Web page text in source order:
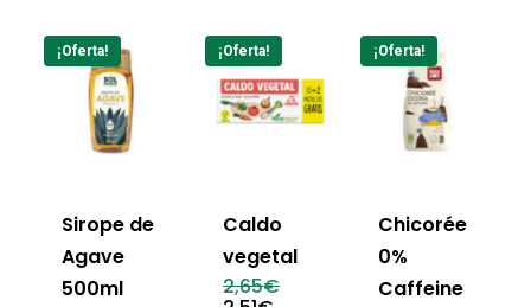
¡Oferta!
Sirope de
Agave
500ml
¡Oferta!
Caldo
vegetal
2,65€El
¡Oferta!
Chicorée
0%
Caffeine